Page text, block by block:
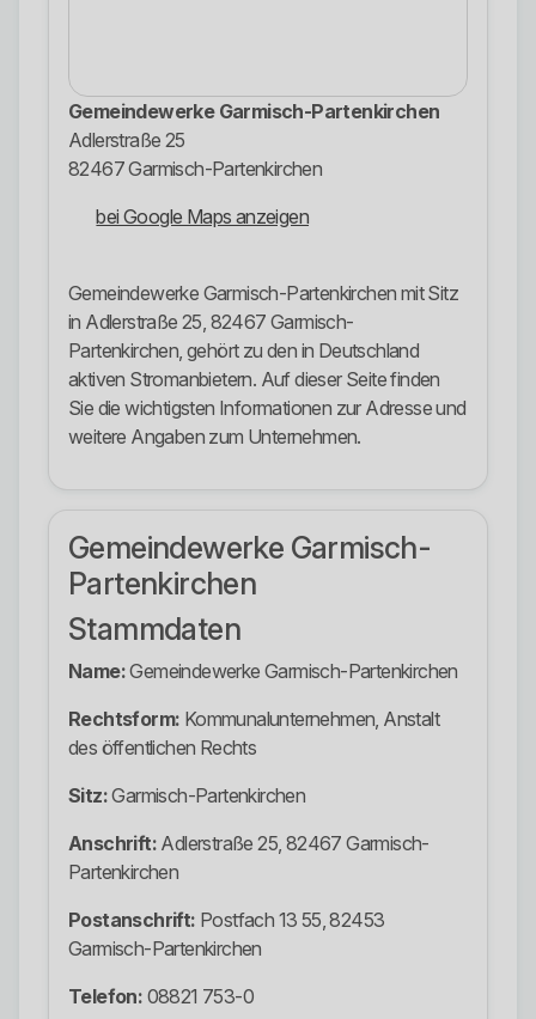
Gemeindewerke Garmisch-Partenkirchen
Adlerstraße 25
82467 Garmisch-Partenkirchen
bei Google Maps anzeigen
Gemeindewerke Garmisch-Partenkirchen mit Sitz
in Adlerstraße 25, 82467 Garmisch-
Partenkirchen, gehört zu den in Deutschland
aktiven Stromanbietern. Auf dieser Seite finden
Sie die wichtigsten Informationen zur Adresse und
weitere Angaben zum Unternehmen.
Gemeindewerke Garmisch-
Partenkirchen
Stammdaten
Name:Gemeindewerke Garmisch-Partenkirchen
Rechtsform: Kommunalunternehmen, Anstalt
des öffentlichen Rechts
Sitz:Garmisch-Partenkirchen
Anschrift: Adlerstraße 25, 82467 Garmisch-
Partenkirchen
Postanschrift: Postfach 13 55, 82453
Garmisch-Partenkirchen
Telefon: 08821 753-0